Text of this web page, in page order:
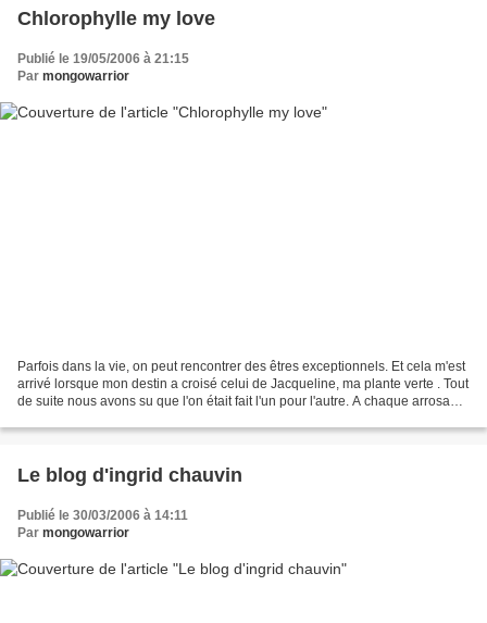
Chlorophylle my love
Publié le 19/05/2006 à 21:15
Par mongowarrior
Parfois dans la vie, on peut rencontrer des êtres exceptionnels. Et cela m'est
arrivé lorsque mon destin a croisé celui de Jacqueline, ma plante verte . Tout
de suite nous avons su que l'on était fait l'un pour l'autre. A chaque arrosage,
Le blog d'ingrid chauvin
Publié le 30/03/2006 à 14:11
Par mongowarrior